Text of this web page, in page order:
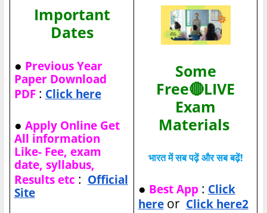
Important
Dates
● Previous Year
Paper Download
PDF: Click here
● Apply Online Get
All information
Like- Fee, exam
date, syllabus,
Results etc : Official
Site
Some
Free🔴LIVE
Exam
Materials
भारत में सब पढ़ें और सब बढ़ें!
● Best App: Click
hereor Click here2